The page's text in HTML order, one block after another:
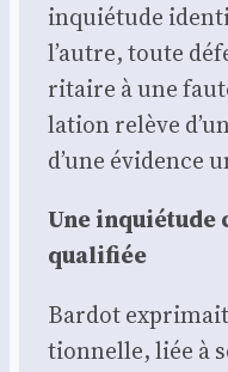
inquié­tude
l’autre, toute
ri­taire à une
la­tion relève
d’une évi­dence
Une
qua­li­fiée
Bar­dot
tion­nelle, liée à